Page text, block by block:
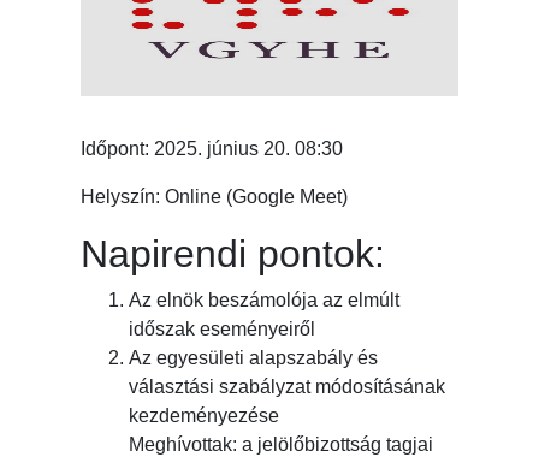
Időpont: 2025. június 20. 08:30
Helyszín: Online (Google Meet)
Napirendi pontok:
Az elnök beszámolója az elmúlt
időszak eseményeiről
Az egyesületi alapszabály és
választási szabályzat módosításának
kezdeményezése
Meghívottak: a jelölőbizottság tagjai